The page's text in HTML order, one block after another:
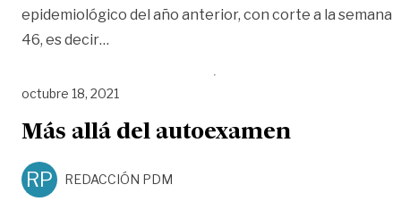
epidemiológico del año anterior, con corte a la semana
46, es decir…
octubre 18, 2021
Más allá del autoexamen
RP REDACCIÓN PDM